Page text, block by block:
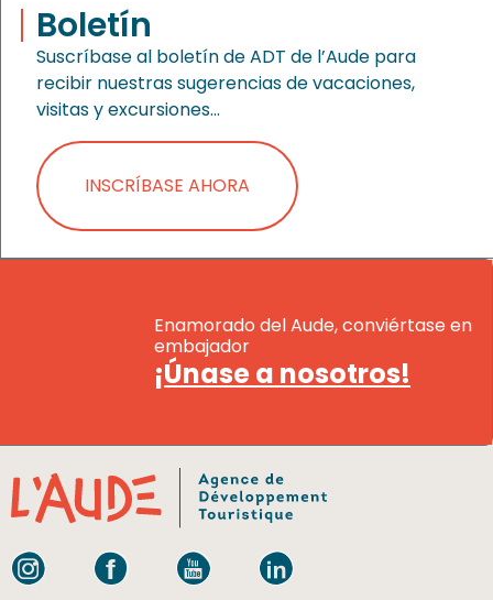
Boletín
Suscríbase al boletín de ADT de l’Aude para
recibir nuestras sugerencias de vacaciones,
visitas y excursiones…
INSCRÍBASE AHORA
Enamorado del Aude, conviértase en
embajador
¡Únase a nosotros!